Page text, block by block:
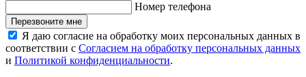
Номер телефона
Перезвоните мне
Я даю согласие на обработку моих персональных данных в
соответствии с Согласием на обработку персональных данных
и Политикой конфиденциальности.